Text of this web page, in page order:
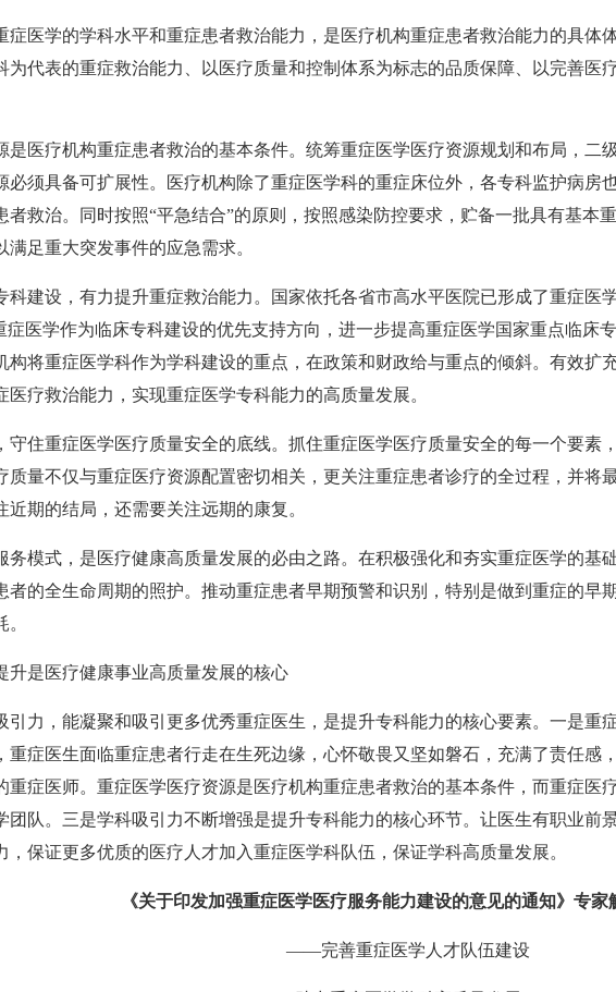
症医学的学科水平和重症患者救治能力，是医疗机构重症患者救治能力的具体
为代表的重症救治能力、以医疗质量和控制体系为标志的品质保障、以完善医
是医疗机构重症患者救治的基本条件。统筹重症医学医疗资源规划和布局，
必须具备可扩展性。医疗机构除了重症医学科的重症床位外，各专科监护病房
者救治。同时按照“平急结合”的原则，按照感染防控要求，贮备一批具有基本
足重大突发事件的应急需求。
科建设，有力提升重症救治能力。国家依托各省市高水平医院已形成了重症
症医学作为临床专科建设的优先支持方向，进一步提高重症医学国家重点临床
构将重症医学科作为学科建设的重点，在政策和财政给与重点的倾斜。有效扩
疗救治能力，实现重症医学专科能力的高质量发展。
守住重症医学医疗质量安全的底线。抓住重症医学医疗质量安全的每一个要
质量不仅与重症医疗资源配置密切相关，更关注重症患者诊疗的全过程，并将
期的结局，还需要关注远期的康复。
务模式，是医疗健康高质量发展的必由之路。在积极强化和夯实重症医学的
者的全生命周期的照护。推动重症患者早期预警和识别，特别是做到重症的早
升是医疗健康事业高质量发展的核心
引力，能凝聚和吸引更多优秀重症医生，是提升专科能力的核心要素。一是重
重症医生面临重症患者行走在生死边缘，心怀敬畏又坚如磐石，充满了责任感
重症医师。重症医学医疗资源是医疗机构重症患者救治的基本条件，而重症医
团队。三是学科吸引力不断增强是提升专科能力的核心环节。让医生有职业前
保证更多优质的医疗人才加入重症医学科队伍，保证学科高质量发展。
《关于印发加强重症医学医疗服务能力建设的意见的通知》专家
——完善重症医学人才队伍建设